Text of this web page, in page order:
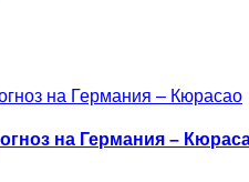
на Германия –